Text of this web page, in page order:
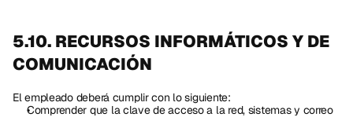
5.10. RECURSOS INFORMÁTICOS Y DE
COMUNICACIÓN
El empleado deberá cumplir con lo siguiente:
Comprender que la clave de acceso a la red, sistemas y correo